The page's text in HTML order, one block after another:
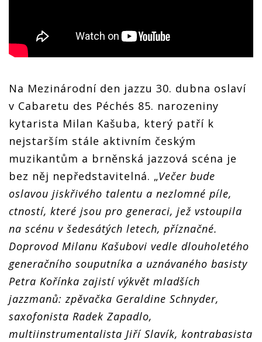
Na Mezinárodní den jazzu 30. dubna oslaví
v Cabaretu des Péchés 85. narozeniny
kytarista Milan Kašuba, který patří k
nejstarším stále aktivním českým
muzikantům a brněnská jazzová scéna je
bez něj nepředstavitelná. „Večer bude
oslavou jiskřivého talentu a nezlomné píle,
ctností, které jsou pro generaci, jež vstoupila
na scénu v šedesátých letech, příznačné.
Doprovod Milanu Kašubovi vedle dlouholetého
generačního souputníka a uznávaného basisty
Petra Kořínka zajistí výkvět mladších
jazzmanů: zpěvačka Geraldine Schnyder,
saxofonista Radek Zapadlo,
multiinstrumentalista Jiří Slavík, kontrabasista